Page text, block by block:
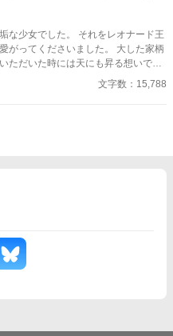
な少女でした。 それをレオナード王
がってくださいました。 大した家柄
ただいた時には天にも昇る想いでし
していた私は王妃としてこの国をよ
り、国政に関わることまで勉強し、
文字数：15,788